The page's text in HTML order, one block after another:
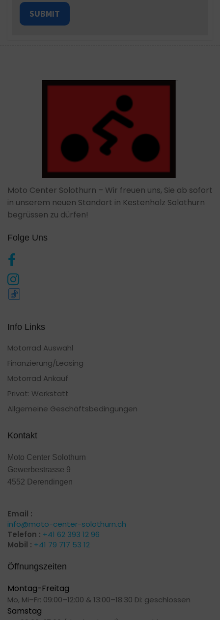
SUBMIT
Moto Center Solothurn – Wir freuen uns, Sie ab sofort
in unserem neuen Standort in Kestenholz Solothurn
begrüssen zu dürfen!
Folge Uns
Info Links
Motorrad Auswahl
Finanzierung/Leasing
Motorrad Ankauf
Privat: Werkstatt
Allgemeine Geschäftsbedingungen
Kontakt
Moto Center Solothurn
Gewerbestrasse 9
4552 Derendingen
Email :
info@moto-center-solothurn.ch
Telefon : +41 62 393 12 96
Mobil : +41 79 717 53 12
Öffnungszeiten
Montag-Freitag
Mo, Mi–Fr: 09:00–12:00 & 13:00–18:30 Di: geschlossen
Samstag